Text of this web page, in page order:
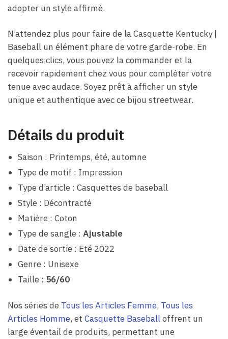
adopter un style affirmé.
N’attendez plus pour faire de laCasquette Kentucky |
Baseball un élément phare de votre garde-robe. En
quelques clics, vous pouvez la commander et la
recevoir rapidement chez vous pour compléter votre
tenue avec audace. Soyez prêt à afficher un style
unique et authentique avec ce bijou streetwear.
Détails du produit
Saison : Printemps, été, automne
Type de motif : Impression
Type d’article : Casquettes de baseball
Style : Décontracté
Matière : Coton
Type de sangle : Ajustable
Date de sortie : Eté 2022
Genre : Unisexe
Taille : 56/60
Nos séries de Tous les Articles Femme, Tous les
Articles Homme, et Casquette Baseballoffrent un
large éventail de produits, permettant une